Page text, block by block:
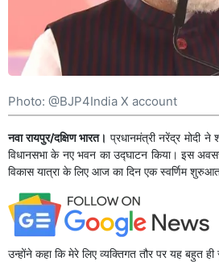
Photo: @BJP4India X account
नवा रायपुर/दक्षिण भारत। प्रधानमंत्री नरेंद्र मोदी ने
विधानसभा के नए भवन का उद्घाटन किया। इस
विकास यात्रा के लिए आज का दिन एक स्वर्णिम
उन्होंने कहा कि मेरे लिए व्यक्तिगत तौर पर यह बहुत